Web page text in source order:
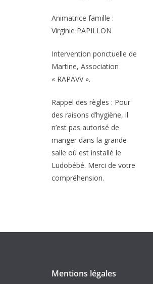
Animatrice famille :
Virginie PAPILLON
Intervention ponctuelle de
Martine, Association
« RAPAVV ».
Rappel des règles : Pour
des raisons d’hygiène, il
n’est pas autorisé de
manger dans la grande
salle où est installé le
Ludobébé. Merci de votre
compréhension.
Mentions légales